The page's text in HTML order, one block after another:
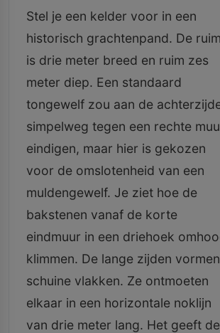
Stel je een kelder voor in een
historisch grachtenpand. De
is drie meter breed en ruim zes
meter diep. Een standaard
tongewelf zou aan de
simpelweg tegen een rechte
eindigen, maar hier is gekozen
voor de omslotenheid van een
muldengewelf. Je ziet hoe de
bakstenen vanaf de korte
eindmuur in een driehoek
klimmen. De lange zijden vormen
schuine vlakken. Ze ontmoeten
elkaar in een horizontale noklijn
van drie meter lang. Het geeft de